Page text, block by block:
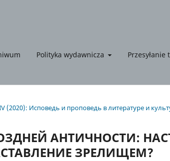
Polityka wydawnicza Przesyłanie
(2020): Исповедь и проповедь в литературе и
АНТИЧНОСТИ:
ЗРЕЛИЩЕМ?